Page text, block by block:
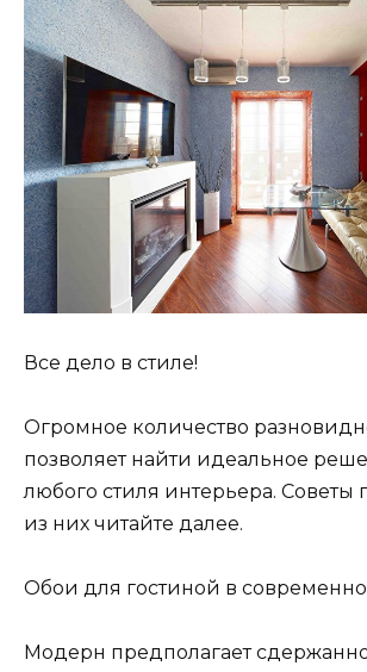
Все дело в стиле!
Огромное количество
позволяет найти идеальное
любого стиля интерьера. Советы
из них читайте далее.
Обои для гостиной в
Модерн предполагает